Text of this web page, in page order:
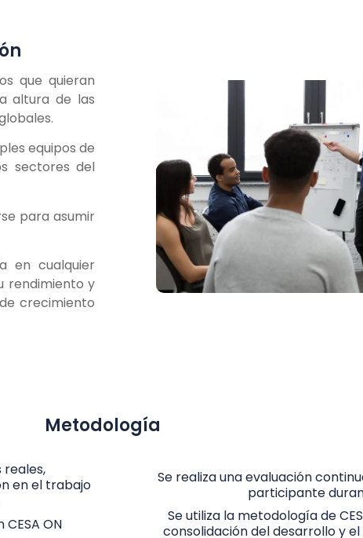
que quieran
altura de las
equipos de
sectores del
para asumir
en cualquier
rendimiento y
crecimiento
Metodología
reales,
en el trabajo
ON
Se realiza una evaluación
participante
Se utiliza la metodología de
consolidación del desarrollo y